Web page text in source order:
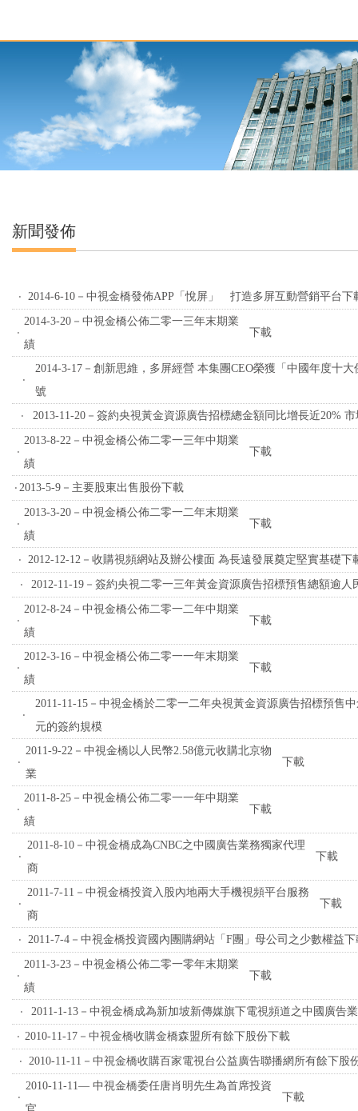
新聞發佈
‧ 2014-6-10－中視金橋發佈APP「悅屏」 打造多屏互動營銷平台下
‧
2014-3-20－中視金橋公佈二零一三年末期業
績
下載
‧
2014-3-17－創新思維，多屏經營 本集團CEO榮獲「中國年度十
號
‧
2013-11-20－簽約央視黃金資源廣告招標總金額同比增長近20%
‧
2013-8-22－中視金橋公佈二零一三年中期業
績
下載
‧ 2013-5-9－主要股東出售股份下載
‧
2013-3-20－中視金橋公佈二零一二年末期業
績
下載
‧ 2012-12-12－收購視頻網站及辦公樓面 為長遠發展奠定堅實基礎下
‧ 2012-11-19－簽約央視二零一三年黃金資源廣告招標預售總額逾人
‧
2012-8-24－中視金橋公佈二零一二年中期業
績
下載
‧
2012-3-16－中視金橋公佈二零一一年末期業
績
下載
‧
2011-11-15－中視金橋於二零一二年央視黃金資源廣告招標預售
元的簽約規模
‧
2011-9-22－中視金橋以人民幣2.58億元收購北京物
業
下載
‧
2011-8-25－中視金橋公佈二零一一年中期業
績
下載
‧
2011-8-10－中視金橋成為CNBC之中國廣告業務獨家代理
商
下載
‧
2011-7-11－中視金橋投資入股內地兩大手機視頻平台服務
商
下載
‧ 2011-7-4－中視金橋投資國內團購網站「F團」母公司之少數權益下
‧
2011-3-23－中視金橋公佈二零一零年末期業
績
下載
‧ 2011-1-13－中視金橋成為新加坡新傳媒旗下電視頻道之中國廣告
‧ 2010-11-17－中視金橋收購金橋森盟所有餘下股份下載
‧ 2010-11-11－中視金橋收購百家電視台公益廣告聯播網所有餘下股
‧
2010-11-11— 中視金橋委任唐肖明先生為首席投資
下載